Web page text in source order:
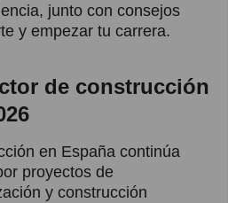
junto con consejos
y empezar tu carrera.
de construcción
en España continúa
proyectos de
y construcción